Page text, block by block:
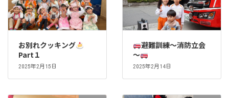
お別れクッキング
Part１
2025年2月15日
避難訓練～消防立会
～
2025年2月14日